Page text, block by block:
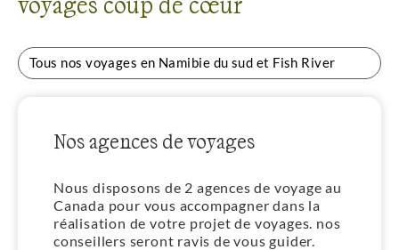
Tous nos voyages en Namibie du sud et Fish River
Nos agences de voyages
Nous disposons de 2 agences de voyage au
Canada pour vous accompagner dans la
réalisation de votre projet de voyages. nos
conseillers seront ravis de vous guider.